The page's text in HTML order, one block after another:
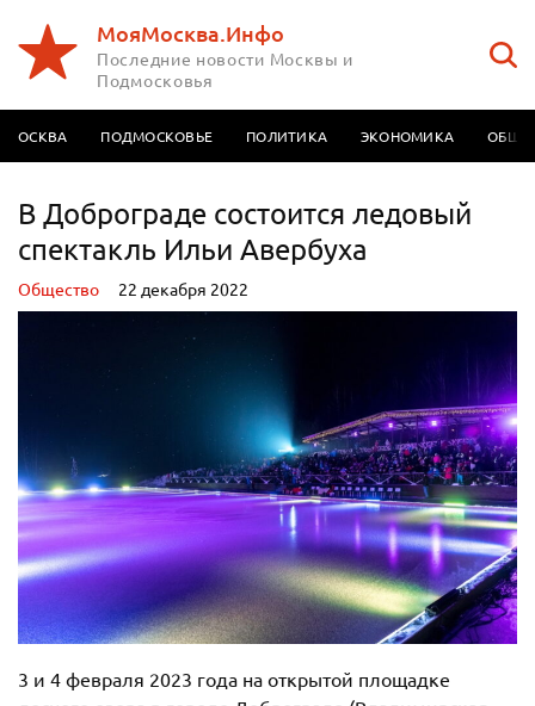
МояМосква.Инфо
Последние новости Москвы и
Подмосковья
МОСКВА ПОДМОСКОВЬЕ ПОЛИТИКА ЭКОНОМИКА
В Доброграде состоится ледовый
спектакль Ильи Авербуха
Oбщество 22 декабря 2022
3 и 4 февраля 2023 года на открытой площадке